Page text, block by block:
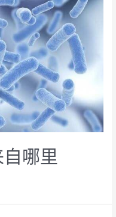
哪里